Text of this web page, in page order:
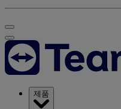
제품